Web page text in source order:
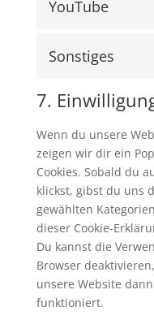
YouTube
Sonstiges
7.
Wenn du unsere
zeigen wir dir ein
Cookies. Sobald du
klickst, gibst du uns
gewählten
dieser Cookie-
Du kannst die
Browser
unsere Website
funktioniert.